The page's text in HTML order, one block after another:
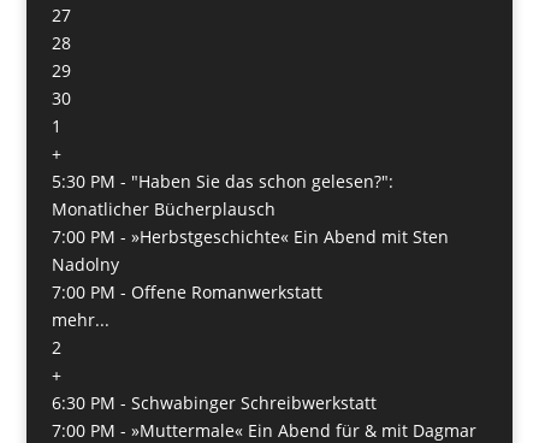
27
28
29
30
1
+
5:30 PM - "Haben Sie das schon gelesen?":
Monatlicher Bücherplausch
7:00 PM - »Herbstgeschichte« Ein Abend mit Sten
Nadolny
7:00 PM - Offene Romanwerkstatt
mehr...
2
+
6:30 PM - Schwabinger Schreibwerkstatt
7:00 PM - »Muttermale« Ein Abend für & mit Dagmar